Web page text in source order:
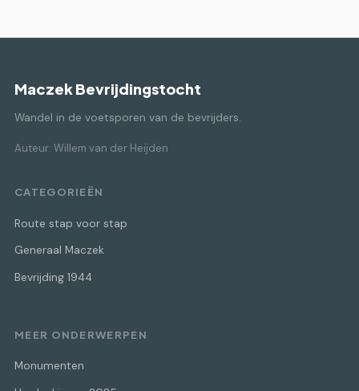
Maczek Bevrijdingstocht
Wandel in de voetsporen van de bevrijders.
Auteur: Willem van der Heijden
CATEGORIEËN
Route stap voor stap
Generaal Maczek
Bevrijding 1944
MEER ONDERWERPEN
Monumenten